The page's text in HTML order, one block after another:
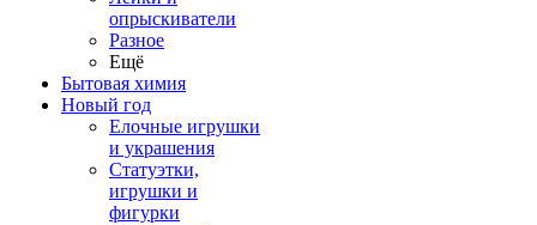
опрыскиватели
Разное
Ещё
Бытовая химия
Новый год
Елочные игрушки
и украшения
Статуэтки,
игрушки и
фигурки